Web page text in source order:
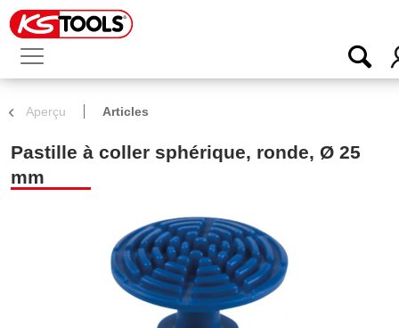
Aperçu Articles
Pastille à coller sphérique, ronde, Ø 25
mm